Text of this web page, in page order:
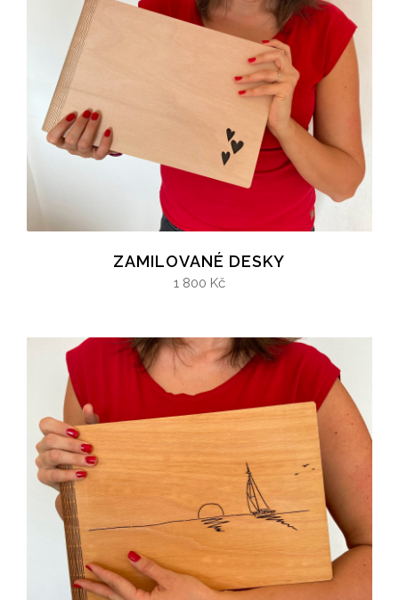
ZAMILOVANÉ DESKY
1 800 Kč